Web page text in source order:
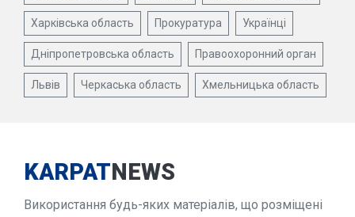
Харківська область Прокуратура Українці
Дніпропетровська область Правоохоронний орган
Львів Черкаська область Хмельницька область
KARPATNEWS
Використання будь-яких матеріалів, що розміщені